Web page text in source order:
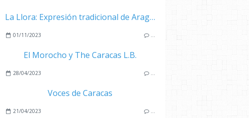
La Llora: Expresión tradicional de Aragua
01/11/2023 …
El Morocho y The Caracas L.B.
28/04/2023 …
Voces de Caracas
21/04/2023 …